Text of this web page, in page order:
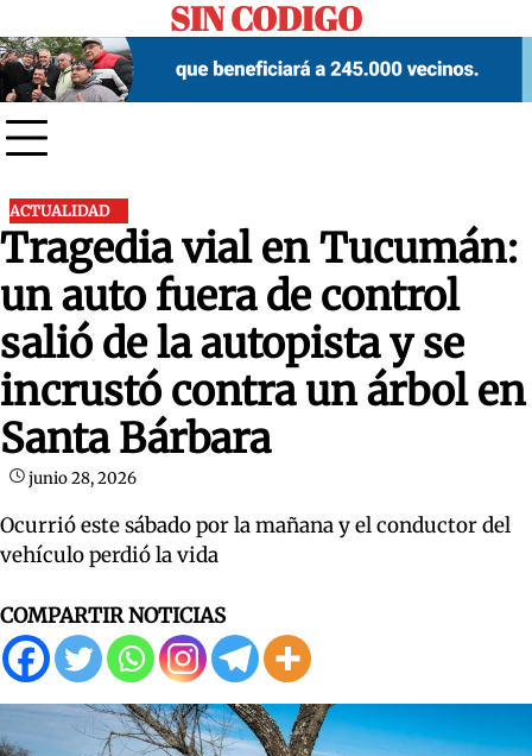
to
content
SIN CODIGO
ACTUALIDAD
Tragedia vial en Tucumán:
un auto fuera de control
salió de la autopista y se
incrustó contra un árbol en
Santa Bárbara
junio 28, 2026
Ocurrió este sábado por la mañana y el conductor del
vehículo perdió la vida
COMPARTIR NOTICIAS